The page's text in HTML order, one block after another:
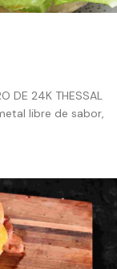
DE 24K THESSAL
libre de sabor,